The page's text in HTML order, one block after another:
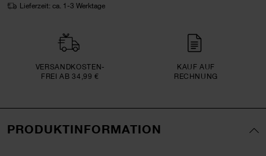
Lieferzeit: ca. 1-3 Werktage
VERSAND­KOSTEN­
FREI AB 34,99 €
KAUF AUF
RECHNUNG
PRODUKTINFORMATION